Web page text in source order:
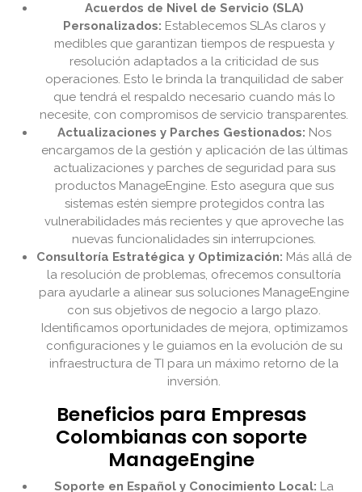
Acuerdos de Nivel de Servicio (SLA)
Personalizados: Establecemos SLAs claros y
medibles que garantizan tiempos de respuesta y
resolución adaptados a la criticidad de sus
operaciones. Esto le brinda la tranquilidad de saber
que tendrá el respaldo necesario cuando más lo
necesite, con compromisos de servicio transparentes.
Actualizaciones y Parches Gestionados: Nos
encargamos de la gestión y aplicación de las últimas
actualizaciones y parches de seguridad para sus
productos ManageEngine. Esto asegura que sus
sistemas estén siempre protegidos contra las
vulnerabilidades más recientes y que aproveche las
nuevas funcionalidades sin interrupciones.
Consultoría Estratégica y Optimización: Más allá de
la resolución de problemas, ofrecemos consultoría
para ayudarle a alinear sus soluciones ManageEngine
con sus objetivos de negocio a largo plazo.
Identificamos oportunidades de mejora, optimizamos
configuraciones y le guiamos en la evolución de su
infraestructura de TI para un máximo retorno de la
inversión.
Beneficios para Empresas
Colombianas con soporte
ManageEngine
Soporte en Español y Conocimiento Local: La